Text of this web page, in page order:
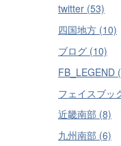
twitter (53)
四国地方 (10)
ブログ (10)
FB_LEGEND
フェイスブッ
近畿南部 (8)
九州南部 (6)